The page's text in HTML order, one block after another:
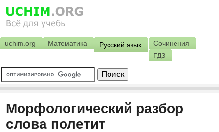
uchim.org Математика Русский язык
Сочинения
ГДЗ
Морфологический разбор
слова полетит